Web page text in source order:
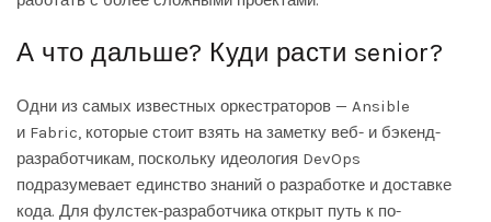
А что дальше? Куди расти senior?
Одни из самых известных оркестраторов — Ansible
и Fabric, которые стоит взять на заметку веб- и бэкенд-
разработчикам, поскольку идеология DevOps
подразумевает единство знаний о разработке и доставке
кода. Для фулстек-разработчика открыт путь к по-